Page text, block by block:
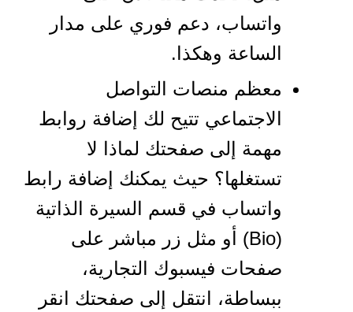
واتساب، دعم فوري على مدار
الساعة وهكذا.
معظم منصات التواصل
الاجتماعي تتيح لك إضافة روابط
مهمة إلى صفحتك لماذا لا
تستغلها؟ حيث يمكنك إضافة رابط
واتساب في قسم السيرة الذاتية
(Bio) أو مثل زر مباشر على
صفحات فيسبوك التجارية،
ببساطة، انتقل إلى صفحتك انقر